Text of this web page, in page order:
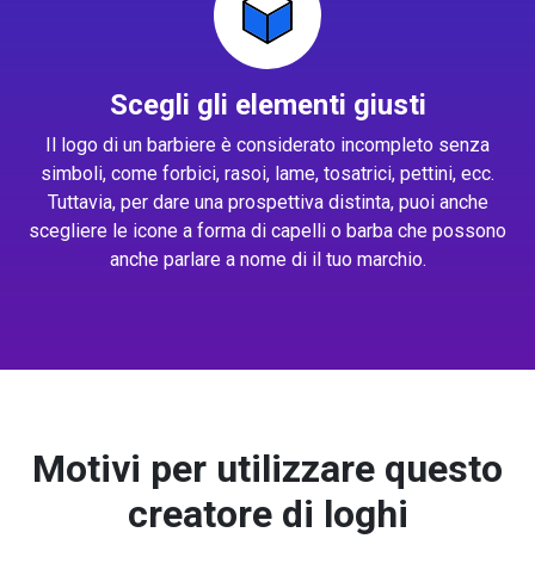
Scegli gli elementi giusti
Il logo di un barbiere è considerato incompleto senza
simboli, come forbici, rasoi, lame, tosatrici, pettini, ecc.
Tuttavia, per dare una prospettiva distinta, puoi anche
scegliere le icone a forma di capelli o barba che possono
anche parlare a nome di il tuo marchio.
Motivi per utilizzare questo
creatore di loghi